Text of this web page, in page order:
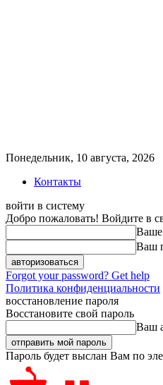
Понедельник, 10 августа, 2026
Контакты
войти в систему
Добро пожаловать! Войдите в
Ваше
Ваш
Forgot your password? Get help
Политика конфиденциальности
восстановление пароля
Восстановите свой пароль
Ваш
Пароль будет выслан Вам по